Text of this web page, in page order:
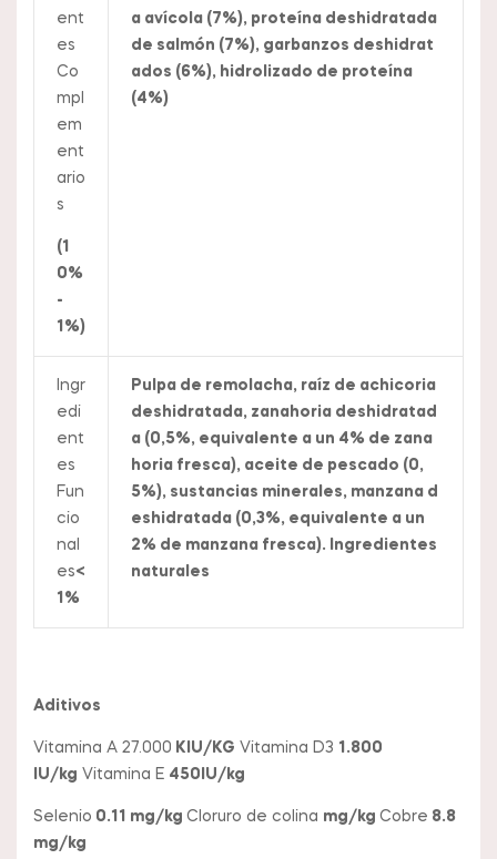
ent
es
Co
mpl
em
ent
ario
s
(1
0%
-
1%)
a avícola (7%), proteína deshidratada
de salmón (7%), garbanzos deshidrat
ados (6%), hidrolizado de proteína
(4%)
Ingr
edi
ent
es
Fun
cio
nal
es<
1%
Pulpa de remolacha, raíz de achicoria
deshidratada, zanahoria deshidratad
a (0,5%, equivalente a un 4% de zana
horia fresca), aceite de pescado (0,
5%), sustancias minerales, manzana d
eshidratada (0,3%, equivalente a un
2% de manzana fresca). Ingredientes
naturales
Aditivos
Vitamina A 27.000 KIU/KG Vitamina D3 1.800
IU/kg Vitamina E 450IU/kg
Selenio 0.11 mg/kg Cloruro de colina mg/kg Cobre 8.8
mg/kg